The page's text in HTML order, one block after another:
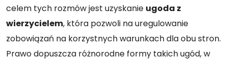
celem tych rozmów jest uzyskanie ugoda z
wierzycielem, która pozwoli na uregulowanie
zobowiązań na korzystnych warunkach dla obu stron.
Prawo dopuszcza różnorodne formy takich ugód, w